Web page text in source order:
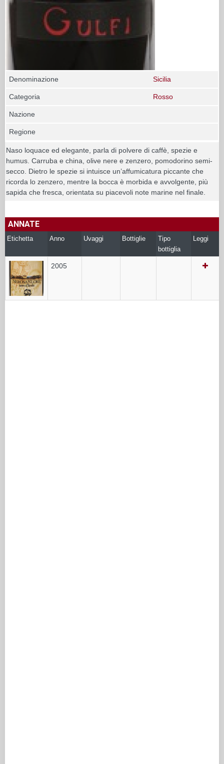
Denominazione Sicilia
Categoria Rosso
Nazione
Regione
Naso loquace ed elegante, parla di polvere di caffè, spezie e
humus. Carruba e china, olive nere e zenzero, pomodorino semi-
secco. Dietro le spezie si intuisce un’affumicatura piccante che
ricorda lo zenzero, mentre la bocca è morbida e avvolgente, più
sapida che fresca, orientata su piacevoli note marine nel finale.
ANNATE
Etichetta Anno Uvaggi Bottiglie
Tipo
bottiglia
Leggi
2005